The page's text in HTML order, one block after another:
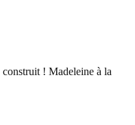
! Madeleine à la